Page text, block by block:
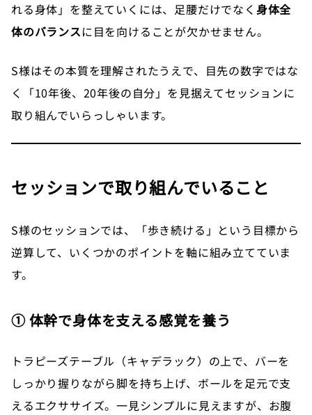
れる身体」を整えていくには、足腰だけでなく 身体全
体のバランスに目を向けることが欠かせません。
S様はその本質を理解されたうえで、目先の数字ではな
く「10年後、20年後の自分」を見据えてセッションに
取り組んでいらっしゃいます。
セッションで取り組んでいること
S様のセッションでは、「歩き続ける」という目標から
逆算して、いくつかのポイントを軸に組み立てていま
す。
① 体幹で身体を支える感覚を養う
トラピーズテーブル（キャデラック）の上で、バーを
しっかり握りながら脚を持ち上げ、ボールを足元で支
えるエクササイズ。一見シンプルに見えますが、お腹